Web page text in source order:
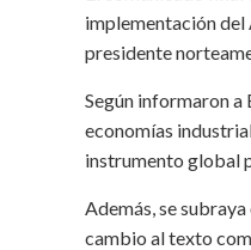
implementación del
presidente
Según informaron
economías
instrumento global
Además, se
cambio al texto